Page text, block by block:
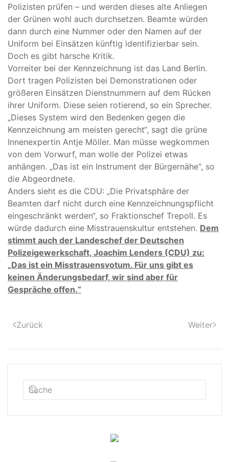
Polizisten prüfen – und werden dieses alte Anliegen
der Grünen wohl auch durchsetzen. Beamte würden
dann durch eine Nummer oder den Namen auf der
Uniform bei Einsätzen künftig identifizierbar sein.
Doch es gibt harsche Kritik.
Vorreiter bei der Kennzeichnung ist das Land Berlin.
Dort tragen Polizisten bei Demonstrationen oder
größeren Einsätzen Dienstnummern auf dem Rücken
ihrer Uniform. Diese seien rotierend, so ein Sprecher.
„Dieses System wird den Bedenken gegen die
Kennzeichnung am meisten gerecht“, sagt die grüne
Innenexpertin Antje Möller. Man müsse wegkommen
von dem Vorwurf, man wolle der Polizei etwas
anhängen. „Das ist ein Instrument der Bürgernähe“, so
die Abgeordnete.
Anders sieht es die CDU: „Die Privatsphäre der
Beamten darf nicht durch eine Kennzeichnungspflicht
eingeschränkt werden“, so Fraktionschef Trepoll. Es
würde dadurch eine Misstrauenskultur entstehen. Dem
stimmt auch der Landeschef der Deutschen
Polizeigewerkschaft, Joachim Lenders (CDU) zu:
„Das ist ein Misstrauensvotum. Für uns gibt es
keinen Änderungsbedarf, wir sind aber für
Gespräche offen.“
Zurück Weiter